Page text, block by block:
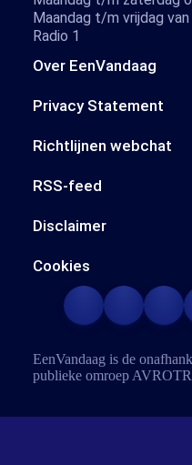
Over EenVandaag
Privacy Statement
Richtlijnen webchat
RSS-feed
Disclaimer
Cookies
Maandag t/m vrijdag
Radio 1
EenVandaag is de
publieke omroep